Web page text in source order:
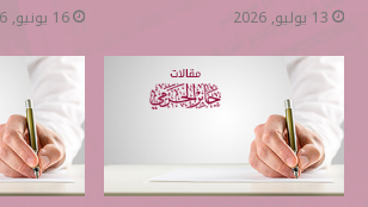
13 يوليو, 2026 16 يونيو, 2026